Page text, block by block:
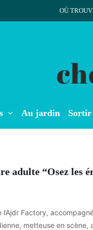
OÙ
Au jardin Sortir
adulte “Osez les
l’Ajdr Factory,
metteuse en